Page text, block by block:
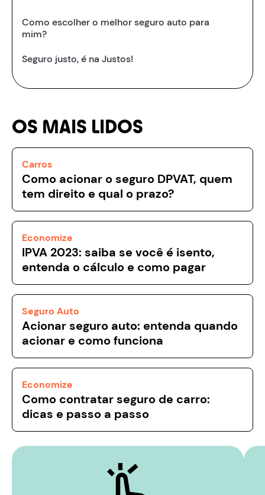
Como escolher o melhor seguro auto para
mim?
Seguro justo, é na Justos!
OS MAIS LIDOS
Carros
Como acionar o seguro DPVAT, quem
tem direito e qual o prazo?
Economize
IPVA 2023: saiba se você é isento,
entenda o cálculo e como pagar
Seguro Auto
Acionar seguro auto: entenda quando
acionar e como funciona
Economize
Como contratar seguro de carro:
dicas e passo a passo